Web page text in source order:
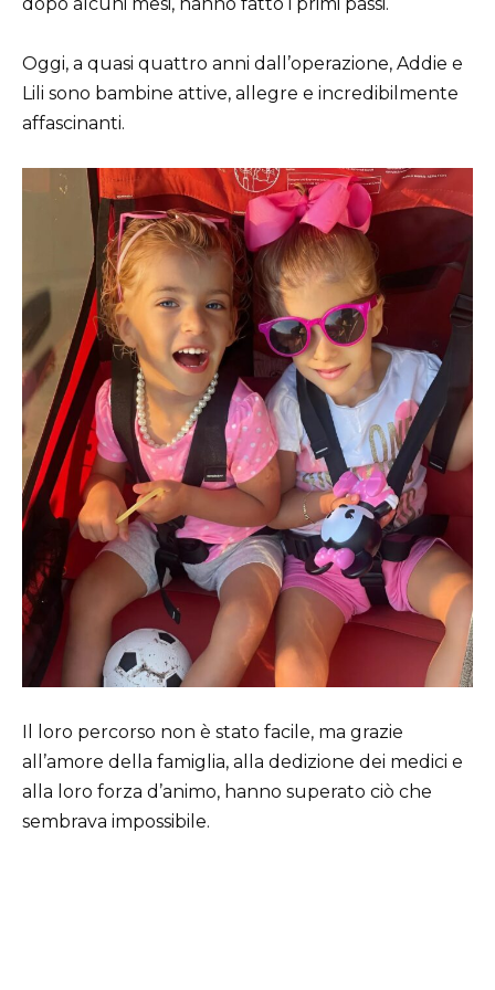
Oggi, a quasi quattro anni dall’operazione, Addie e
Lili sono bambine attive, allegre e incredibilmente
affascinanti.
Il loro percorso non è stato facile, ma grazie
all’amore della famiglia, alla dedizione dei medici e
alla loro forza d’animo, hanno superato ciò che
sembrava impossibile.